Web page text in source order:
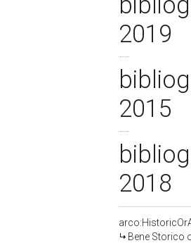
2019
2015
2018
Bene Storico